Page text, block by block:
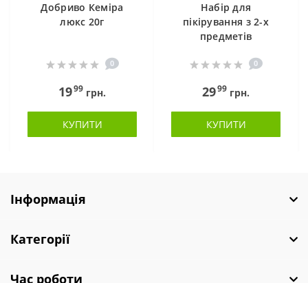
Добриво Кеміра
люкс 20г
0
1999 грн.
КУПИТИ
Набір для
пікірування з 2-х
предметів
0
2999 грн.
КУПИТИ
Інформація
Категорії
Час роботи